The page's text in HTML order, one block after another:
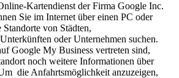
Kartendienst der Firma Google Inc.
Sie im Internet über einen PC oder
von Städten,
oder Unternehmen suchen.
Google My Business vertreten sind,
noch weitere Informationen über
die Anfahrtsmöglichkeit anzuzeigen,